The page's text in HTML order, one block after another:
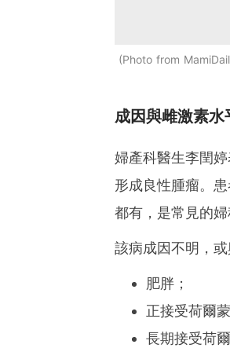
Photo from
成因與雌激素水
婦產科醫生李閏
形成良性腫瘤。
都有，是常見的婦
該病成因不明，
肥胖；
正接受荷爾
長期接受荷